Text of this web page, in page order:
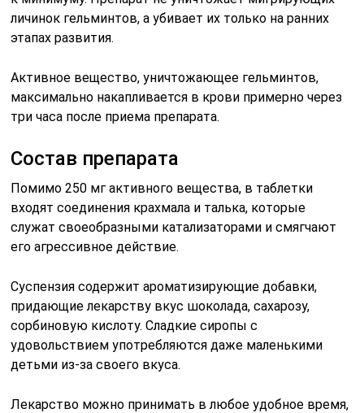
личинок гельминтов, а убивает их только на ранних
этапах развития.
Активное вещество, уничтожающее гельминтов,
максимально накапливается в крови примерно через
три часа после приема препарата.
Состав препарата
Помимо 250 мг активного вещества, в таблетки
входят соединения крахмала и талька, которые
служат своеобразными катализаторами и смягчают
его агрессивное действие.
Суспензия содержит ароматизирующие добавки,
придающие лекарству вкус шоколада, сахарозу,
сорбиновую кислоту. Сладкие сиропы с
удовольствием употребляются даже маленькими
детьми из-за своего вкуса.
Лекарство можно принимать в любое удобное время,